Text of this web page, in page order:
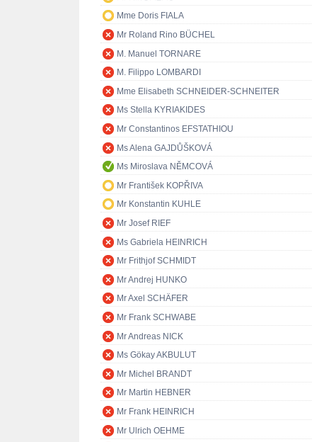
Mme Doris FIALA
Mr Roland Rino BÜCHEL
M. Manuel TORNARE
M. Filippo LOMBARDI
Mme Elisabeth SCHNEIDER-SCHNEITER
Ms Stella KYRIAKIDES
Mr Constantinos EFSTATHIOU
Ms Alena GAJDŮŠKOVÁ
Ms Miroslava NĚMCOVÁ
Mr František KOPŘIVA
Mr Konstantin KUHLE
Mr Josef RIEF
Ms Gabriela HEINRICH
Mr Frithjof SCHMIDT
Mr Andrej HUNKO
Mr Axel SCHÄFER
Mr Frank SCHWABE
Mr Andreas NICK
Ms Gökay AKBULUT
Mr Michel BRANDT
Mr Martin HEBNER
Mr Frank HEINRICH
Mr Ulrich OEHME